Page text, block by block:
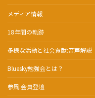
メディア情報
18年間の軌跡
多様な活動と社会貢献:音声解説
Bluesky勉強会とは？
参風:会員登壇